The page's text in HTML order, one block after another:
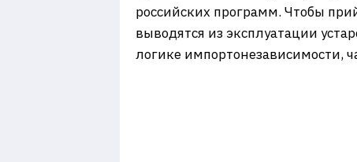
российских программ. Чтобы
выводятся из эксплуатации
логике импортонезависимости,